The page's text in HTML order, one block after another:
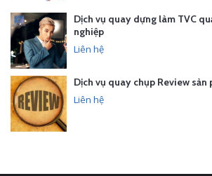
Dịch vụ quay dựng làm TVC
nghiệp
Liên hệ
Dịch vụ quay chụp Review sản
Liên hệ